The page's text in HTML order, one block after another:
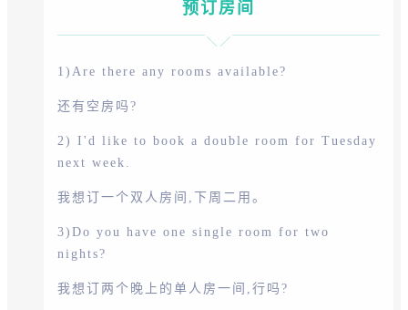
预订房间
1)Are there any rooms available?
还有空房吗?
2) I'd like to book a double room for Tuesday
next week.
我想订一个双人房间,下周二用。
3)Do you have one single room for two
nights?
我想订两个晚上的单人房一间,行吗?